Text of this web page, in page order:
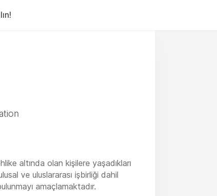
altında olan kişilere yaşadıkları
ve uluslararası işbirliği dahil
amaçlamaktadır.